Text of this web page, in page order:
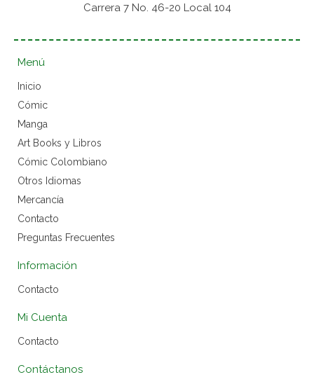
Carrera 7 No. 46-20 Local 104
Menú
Inicio
Cómic
Manga
Art Books y Libros
Cómic Colombiano
Otros Idiomas
Mercancía
Contacto
Preguntas Frecuentes
Información
Contacto
Mi Cuenta
Contacto
Contáctanos